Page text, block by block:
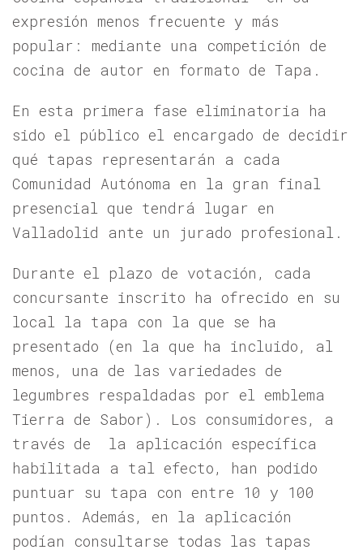
expresión menos frecuente y más
popular: mediante una competición de
cocina de autor en formato de Tapa.
En esta primera fase eliminatoria ha
sido el público el encargado de decidir
qué tapas representarán a cada
Comunidad Autónoma en la gran final
presencial que tendrá lugar en
Valladolid ante un jurado profesional.
Durante el plazo de votación, cada
concursante inscrito ha ofrecido en su
local la tapa con la que se ha
presentado (en la que ha incluido, al
menos, una de las variedades de
legumbres respaldadas por el emblema
Tierra de Sabor). Los consumidores, a
través de la aplicación específica
habilitada a tal efecto, han podido
puntuar su tapa con entre 10 y 100
puntos. Además, en la aplicación
podían consultarse todas las tapas